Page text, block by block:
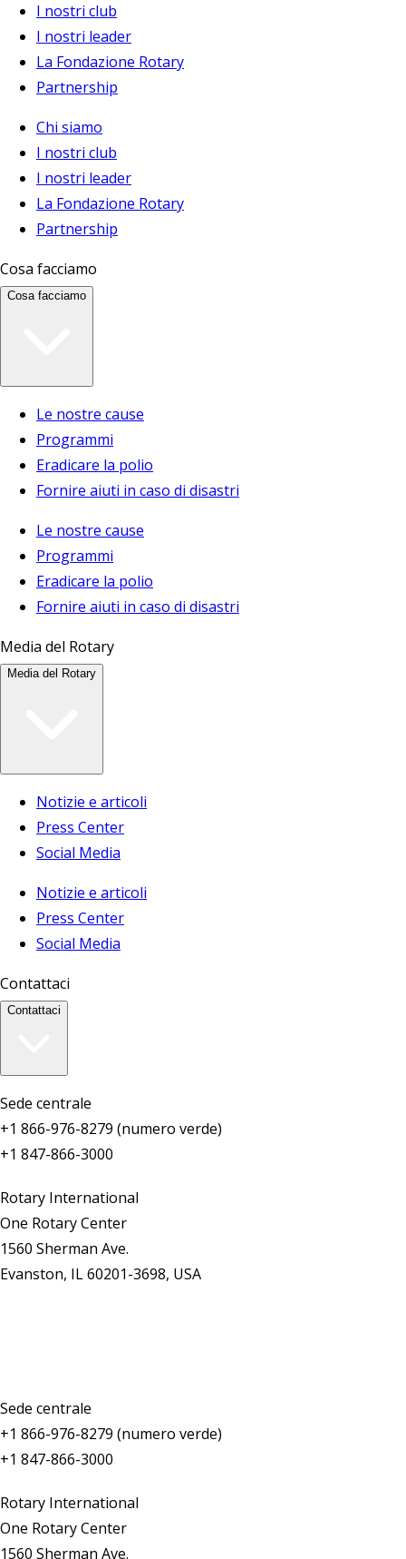
I nostri club
I nostri leader
La Fondazione Rotary
Partnership
Chi siamo
I nostri club
I nostri leader
La Fondazione Rotary
Partnership
Cosa facciamo
Cosa facciamo
Le nostre cause
Programmi
Eradicare la polio
Fornire aiuti in caso di disastri
Le nostre cause
Programmi
Eradicare la polio
Fornire aiuti in caso di disastri
Media del Rotary
Media del Rotary
Notizie e articoli
Press Center
Social Media
Notizie e articoli
Press Center
Social Media
Contattaci
Contattaci
Sede centrale
+1 866-976-8279 (numero verde)
+1 847-866-3000
Rotary International
One Rotary Center
1560 Sherman Ave.
Evanston, IL 60201-3698, USA
Sede centrale
+1 866-976-8279 (numero verde)
+1 847-866-3000
Rotary International
One Rotary Center
1560 Sherman Ave.